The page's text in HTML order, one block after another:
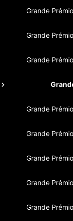
Grande
Grande
Grande
Grande
Grande
Grande
Grande
Grande